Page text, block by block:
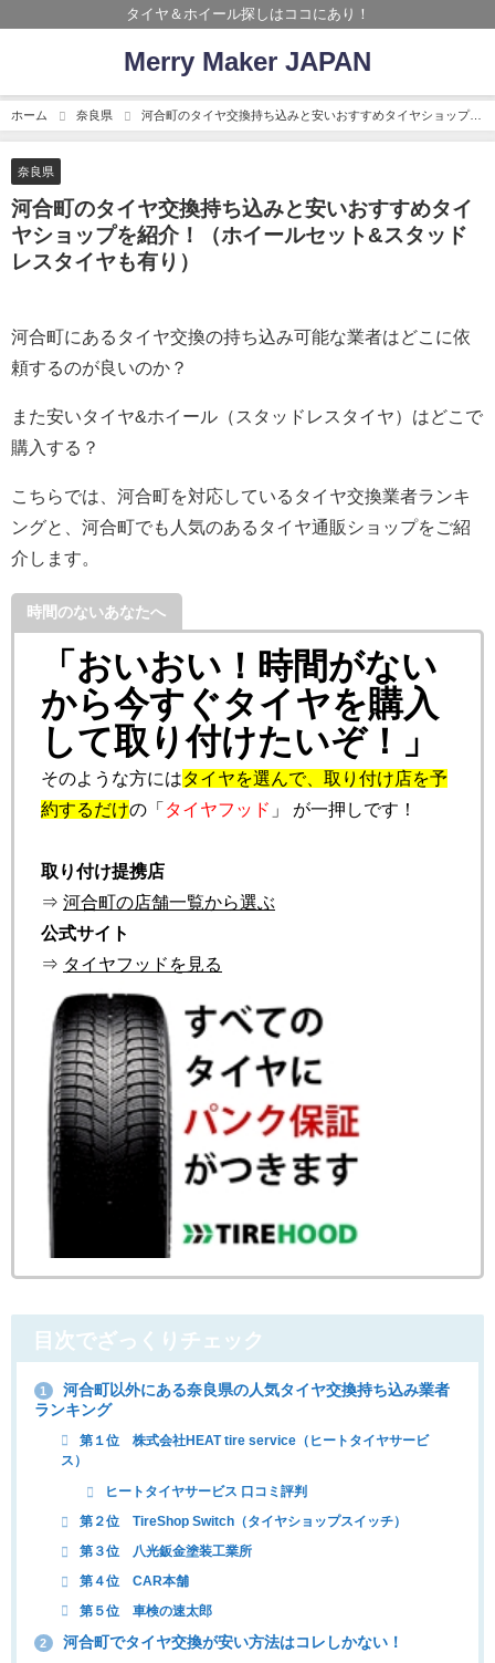
タイヤ＆ホイール探しはココにあり！
Merry Maker JAPAN
ホーム 奈良県
河合町のタイヤ交換持ち込みと安いおすすめタイヤショップを
紹介！（ホイールセット&スタッドレスタイヤも有り）
奈良県
河合町のタイヤ交換持ち込みと安いおすすめタイ
ヤショップを紹介！（ホイールセット&スタッド
レスタイヤも有り）
河合町にあるタイヤ交換の持ち込み可能な業者はどこに依
頼するのが良いのか？
また安いタイヤ&ホイール（スタッドレスタイヤ）はどこで
購入する？
こちらでは、河合町を対応しているタイヤ交換業者ランキ
ングと、河合町でも人気のあるタイヤ通販ショップをご紹
介します。
時間のないあなたへ
「おいおい！時間がない
から今すぐタイヤを購入
して取り付けたいぞ！」
そのような方にはタイヤを選んで、取り付け店を予
約するだけの「 タイヤフッド 」 が一押しです！
取り付け提携店
⇒ 河合町の店舗一覧から選ぶ
公式サイト
⇒ タイヤフッドを見る
目次でざっくりチェック
1
河合町以外にある奈良県の人気タイヤ交換持ち込み業者
ランキング
第１位 株式会社HEAT tire service（ヒートタイヤサービ
ス）
ヒートタイヤサービス 口コミ評判
第２位 TireShop Switch（タイヤショップスイッチ）
第３位 八光鈑金塗装工業所
第４位 CAR本舗
第５位 車検の速太郎
2 河合町でタイヤ交換が安い方法はコレしかない！